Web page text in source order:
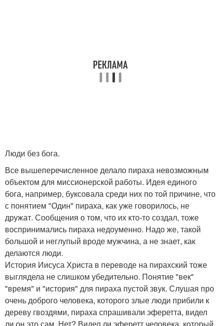
Люди без бога.
Все вышеперечисленное делало пираха невозможным
объектом для миссионерской работы. Идея единого
бога, например, буксовала среди них по той причине, что
с понятием "Один" пираха, как уже говорилось, не
дружат. Сообщения о том, что их кто-то создал, тоже
воспринимались пираха недоуменно. Надо же, такой
большой и неглупый вроде мужчина, а не знает, как
делаются люди.
История Иисуса Христа в переводе на пирахский тоже
выглядела не слишком убедительно. Понятие "век"
"время" и "история" для пираха пустой звук. Слушая про
очень доброго человека, которого злые люди прибили к
дереву гвоздями, пираха спрашивали эферетта, видел